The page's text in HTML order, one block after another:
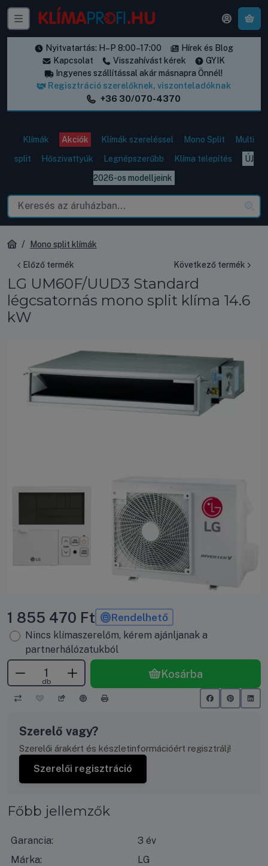
Nyitvatartás: H–P 8:00–17:00
Hírek és Blog
Kapcsolat
Visszahívást kérek
GYIK
Ingyenes szállítással akár másnapra Önnél!
Regisztráció szerelőknek, viszonteladóknak
+36 30/070-4370
Klímák Akciók Klímák szereléssel Mono Split
Multi
split
Hőszivattyúk Legnépszerűbb Klíma telepítés
ÚJ
2026-os modelljeink
Mono split klímák
Előző termék Következő termék
LG UM60F/UUD3 Standard
légcsatornás mono split klíma 14.6
kW
1 855 470 Ft Rendelhető
Nincs klímaszerelőm, kérem ajánljanak a
partnerhálózatukból
db
Kosárba
Szerelő vagy?
Szerelői árakért és készletinformációért regisztrálj!
Szerelői regisztráció
Főbb jellemzők
Garancia:
3 év
Márka:
LG